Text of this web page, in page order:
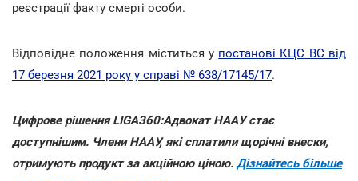
реєстрації факту смерті особи.
Відповідне положення міститься у постанові КЦС ВС від
17 березня 2021 року у справі № 638/17145/17.
Цифрове рішення LIGA360:Адвокат НААУ стає
доступнішим. Члени НААУ, які сплатили щорічні внески,
отримують продукт за акційною ціною. Дізнайтесь більше